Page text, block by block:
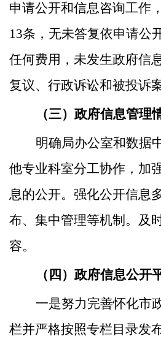
申请公开和信息咨询工作，
13条，无未答复依申请公
任何费用，未发生政府信
复议、行政诉讼和被投诉案
（三）政府信息管理
明确局办公室和数据
他专业科室分工协作，加
息的公开。强化公开信息
布、集中管理等机制 。 及
容。
（四）政府信息公开
一是努力完善怀化市
栏并严格按照专栏目录发